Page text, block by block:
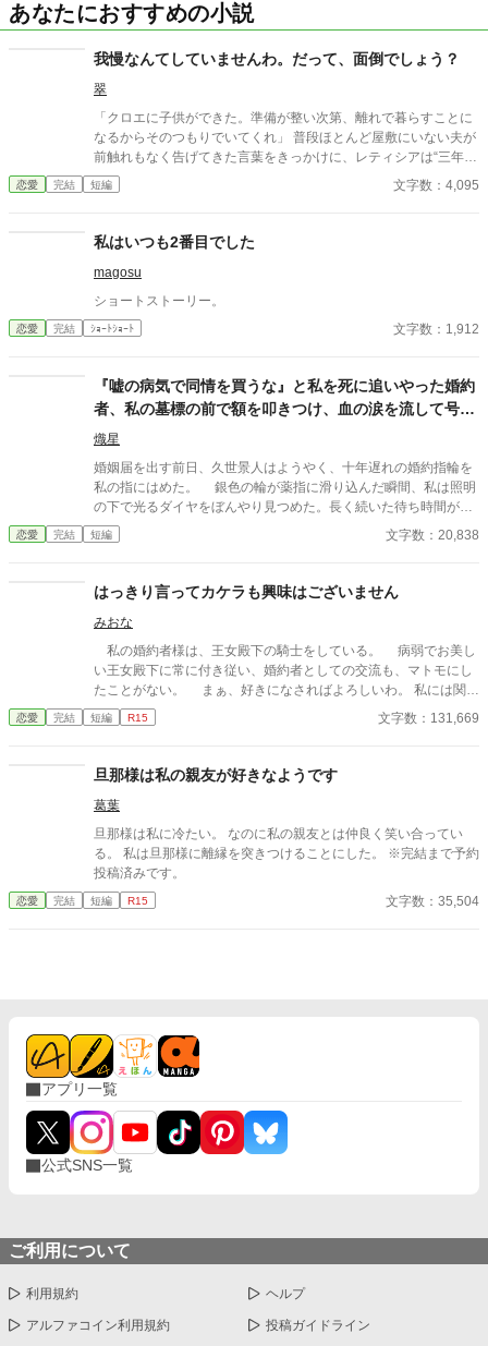
あなたにおすすめの小説
我慢なんてしていませんわ。だって、面倒でしょう？
翠
「クロエに子供ができた。準備が整い次第、離れで暮らすことに
なるからそのつもりでいてくれ」 普段ほとんど屋敷にいない夫が
前触れもなく告げてきた言葉をきっかけに、レティシアは“三年
間”の契約を終わらせることにした。 赤の他人を屋敷に迎えるこ
とはしない。 不要なものに感情を砕く理由などない。 「だって、
切り捨ててしまいましょう。
恋愛 完結 短編 文字数：4,095
私はいつも2番目でした
magosu
ショートストーリー。
恋愛 完結 ｼｮｰﾄｼｮｰﾄ 文字数：1,912
『嘘の病気で同情を買うな』と私を死に追いやった婚約
者、私の墓標の前で額を叩きつけ、血の涙を流して号泣
する大破滅！
熾星
婚姻届を出す前日、久世景人はようやく、十年遅れの婚約指輪を
私の指にはめた。 銀色の輪が薬指に滑り込んだ瞬間、私は照明
の下で光るダイヤをぼんやり見つめた。長く続いた待ち時間が、
やっと終わったような気がした。けれど次の瞬間、彼は私の手を
見下ろし、まるで似合わない品物を評するように静かな声で言っ
を失った。 景人はそのまま私の指先を取ると、さっきはめたば
かりの指輪を抜き取った。十年待ち続けた指輪は、彼の手のひら
の上で冷たく光っていた。 「この指輪、瑠奈の手にあったほうが
似合うと思う」 私は手を引き戻し、信じられない思いで彼を見
た。 「どういう意味？ 瑠奈と結婚するつもりなの？」 景人は
目を伏せ、指輪の縁を指先でなぞった。まるで、たいしたことで
ない。ただ、会えない時間が長くなると、どうしても瑠奈のこと
恋愛 完結 短編 文字数：20,838
はっきり言ってカケラも興味はございません
みおな
私の婚約者様は、王女殿下の騎士をしている。 病弱でお美し
い王女殿下に常に付き従い、婚約者としての交流も、マトモにし
たことがない。 まぁ、好きになさればよろしいわ。 私には関係
ないことですから。
恋愛 完結 短編 R15 文字数：131,669
旦那様は私の親友が好きなようです
葛葉
旦那様は私に冷たい。 なのに私の親友とは仲良く笑い合ってい
る。 私は旦那様に離縁を突きつけることにした。 ※完結まで予約
投稿済みです。
恋愛 完結 短編 R15 文字数：35,504
アプリ一覧
公式SNS一覧
ご利用について
利用規約 ヘルプ
アルファコイン利用規約 投稿ガイドライン